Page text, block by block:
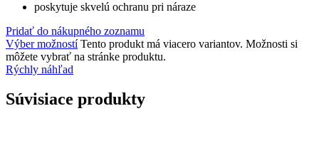
poskytuje skvelú ochranu pri náraze
Pridať do nákupného zoznamu
Výber možností Tento produkt má viacero variantov. Možnosti si
môžete vybrať na stránke produktu.
Rýchly náhľad
Súvisiace produkty